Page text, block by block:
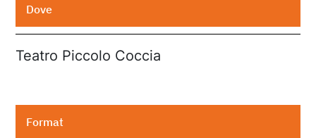
Dove
Teatro Piccolo Coccia
Format